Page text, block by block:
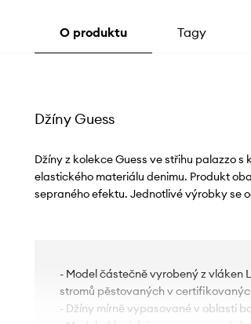
O produktu Tagy
Džíny Guess
Džíny z kolekce Guess ve střihu palazzo
elastického materiálu denimu. Produkt
sepraného efektu. Jednotlivé výrobky se
- Model částečně vyrobený z vláken
stromů pěstovaných v
- Džíny mírně vypasované v oblasti